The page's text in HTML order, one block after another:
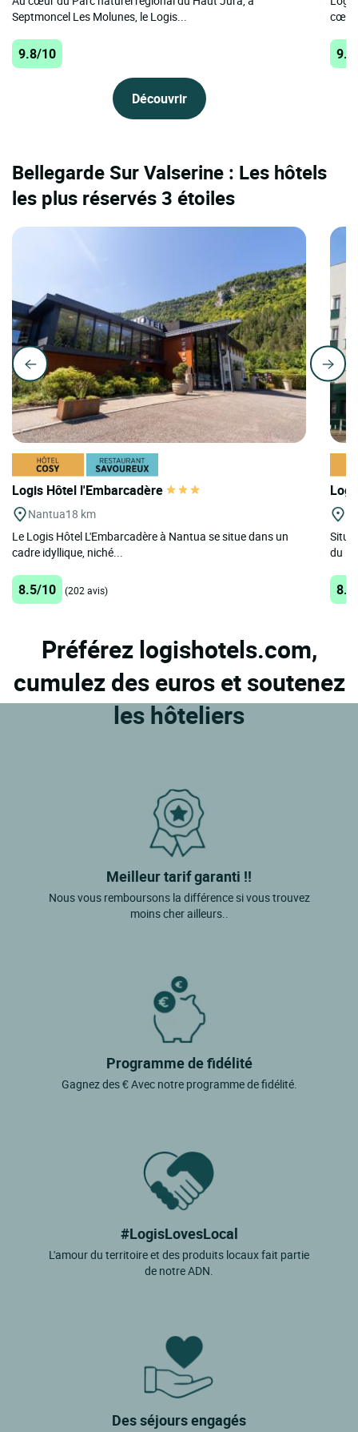
Septmoncel Les Molunes, le Logis...
9.8/10
Découvrir
cœur
Bellegarde Sur Valserine : Les hôtels
les plus réservés 3 étoiles
Logis Hôtel l'Embarcadère
Nantua18 km
Le Logis Hôtel L'Embarcadère à Nantua se situe dans un
cadre idyllique, niché...
8.5/10 (202 avis)
Situé
du
Préférez logishotels.com,
cumulez des euros et soutenez
les hôteliers
Meilleur tarif garanti !!
Nous vous remboursons la différence si vous trouvez
moins cher ailleurs..
Programme de fidélité
Gagnez des € Avec notre programme de fidélité.
#LogisLovesLocal
L'amour du territoire et des produits locaux fait partie
de notre ADN.
Des séjours engagés